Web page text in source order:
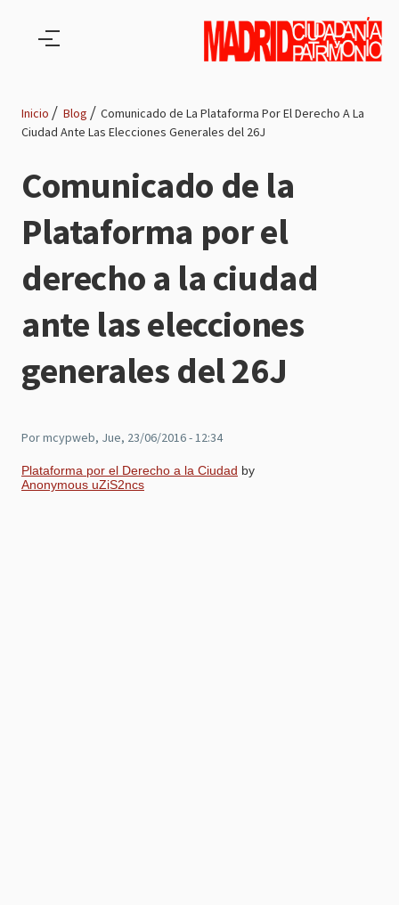
de
navegación
Inicio Blog
Comunicado de La Plataforma Por El Derecho A La
Ciudad Ante Las Elecciones Generales del 26J
Comunicado de la
Plataforma por el
derecho a la ciudad
ante las elecciones
generales del 26J
Pormcypweb, Jue, 23/06/2016 - 12:34
Plataforma por el Derecho a la Ciudad by
Anonymous uZiS2ncs